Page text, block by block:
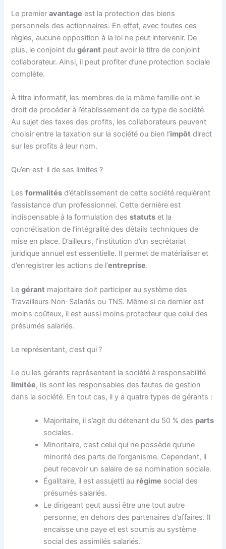
Le premieravantage est la protection des biens
personnels des actionnaires. En effet, avec toutes ces
règles, aucune opposition à la loi ne peut intervenir. De
plus, le conjoint dugérant peut avoir le titre de conjoint
collaborateur. Ainsi, il peut profiter d’une protection sociale
complète.
À titre informatif, les membres de la même famille ont le
droit de procéder à l’établissement de ce type de société.
Au sujet des taxes des profits, les collaborateurs peuvent
choisir entre la taxation sur la société ou bien l’impôt direct
sur les profits à leur nom.
Qu’en est-il de ses limites ?
Lesformalités d’établissement de cette société requièrent
l’assistance d’un professionnel. Cette dernière est
indispensable à la formulation desstatuts et la
concrétisation de l’intégralité des détails techniques de
mise en place. D’ailleurs, l’institution d’un secrétariat
juridique annuel est essentielle. Il permet de matérialiser et
d’enregistrer les actions de l’entreprise.
Legérant majoritaire doit participer au système des
Travailleurs Non-Salariés ou TNS. Même si ce dernier est
moins coûteux, il est aussi moins protecteur que celui des
présumés salariés.
Le représentant, c’est qui ?
Le ou les gérants représentent la société à responsabilité
limitée, ils sont les responsables des fautes de gestion
dans la société. En tout cas, il y a quatre types de gérants :
Majoritaire, il s’agit du détenant du 50 % des parts
sociales.
Minoritaire, c’est celui qui ne possède qu’une
minorité des parts de l’organisme. Cependant, il
peut recevoir un salaire de sa nomination sociale.
Égalitaire, il est assujetti au régime social des
présumés salariés.
Le dirigeant peut aussi être une tout autre
personne, en dehors des partenaires d’affaires. Il
encaisse une paye et est soumis au système
social des assimilés salariés.